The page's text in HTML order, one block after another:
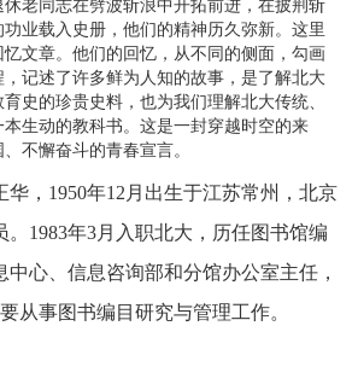
业载入史册，他们的精神历久弥新。这里
文章。他们的回忆，从不同的侧面，勾画
记述了许多鲜为人知的故事，是了解北大
史的珍贵史料，也为我们理解北大传统、
生动的教科书。这是一封穿越时空的来
不懈奋斗的青春宣言。
华，1950年12月出生于江苏常州，北京
。1983年3月入职北大，历任图书馆编
中心、信息咨询部和分馆办公室主任，
从事图书编目研究与管理工作。